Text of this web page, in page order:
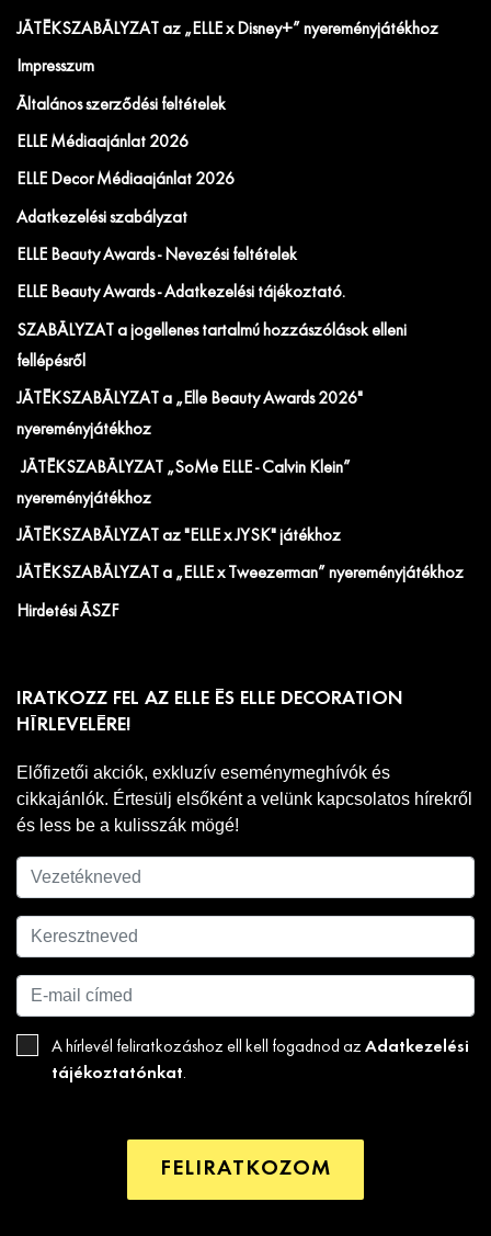
JÁTÉKSZABÁLYZAT az „ELLE x Disney+” nyereményjátékhoz
Impresszum
Általános szerződési feltételek
ELLE Médiaajánlat 2026
ELLE Decor Médiaajánlat 2026
Adatkezelési szabályzat
ELLE Beauty Awards - Nevezési feltételek
ELLE Beauty Awards - Adatkezelési tájékoztató.
SZABÁLYZAT a jogellenes tartalmú hozzászólások elleni
fellépésről
JÁTÉKSZABÁLYZAT a „Elle Beauty Awards 2026"
nyereményjátékhoz
JÁTÉKSZABÁLYZAT „SoMe ELLE - Calvin Klein”
nyereményjátékhoz
JÁTÉKSZABÁLYZAT az "ELLE x JYSK" játékhoz
JÁTÉKSZABÁLYZAT a „ELLE x Tweezerman” nyereményjátékhoz
Hirdetési ÁSZF
IRATKOZZ FEL AZ ELLE ÉS ELLE DECORATION
HÍRLEVELÉRE!
Előfizetői akciók, exkluzív eseménymeghívók és
cikkajánlók. Értesülj elsőként a velünk kapcsolatos hírekről
és less be a kulisszák mögé!
A hírlevél feliratkozáshoz ell kell fogadnod az Adatkezelési
tájékoztatónkat.
FELIRATKOZOM